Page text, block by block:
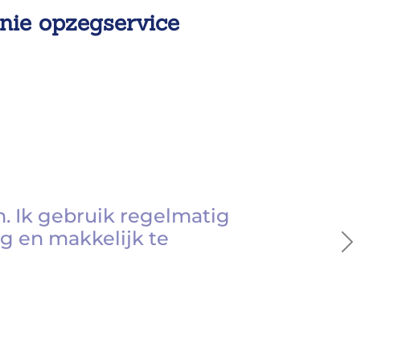
opzegservice
Ik gebruik regelmatig
en makkelijk te
Next